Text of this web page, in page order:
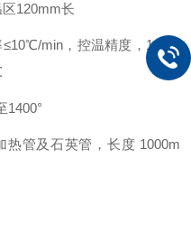
120mm长
≤10℃/min，控温精度，1000°
1400°
热管及石英管，长度 1000m